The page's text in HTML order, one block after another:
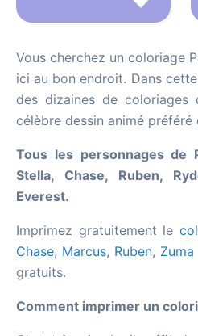
Vous cherchez un coloriage
ici au bon endroit. Dans
des dizaines de coloriages
célèbre dessin animé préféré
Tous les personnages de
Stella, Chase, Ruben,
Everest.
Imprimez gratuitement le
Chase, Marcus, Ruben, Zuma
gratuits.
Comment imprimer un